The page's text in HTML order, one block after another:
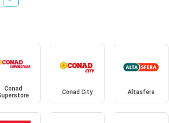
Conad
Conad City Altasfera